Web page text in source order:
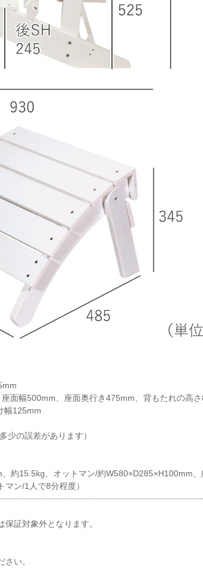
面幅500mm、座面奥行き475mm、背もたれの高
幅125mm
少の誤差があります）
約15.5kg、オットマン/約W580×D285×H100mm、
ン/1人で8分程度）
証対象外となります。
い。